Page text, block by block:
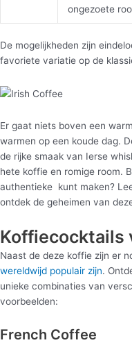
ongezoete
De mogelijkheden zijn
favoriete variatie op de
Er gaat niets boven een
warmen op een koude dag.
de rijke smaak van Ierse
hete koffie en romige room.
authentieke kunt maken?
ontdek de geheimen van
Koffiecocktails
Naast de deze koffie zijn er
wereldwijd populair zijn.
unieke combinaties van
voorbeelden:
French Coffee